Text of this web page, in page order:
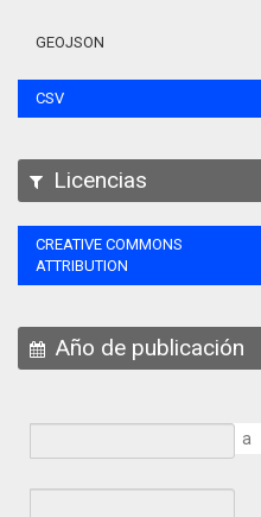
GEOJSON
CSV
Licencias
CREATIVE COMMONS
ATTRIBUTION
Año de publicación
a